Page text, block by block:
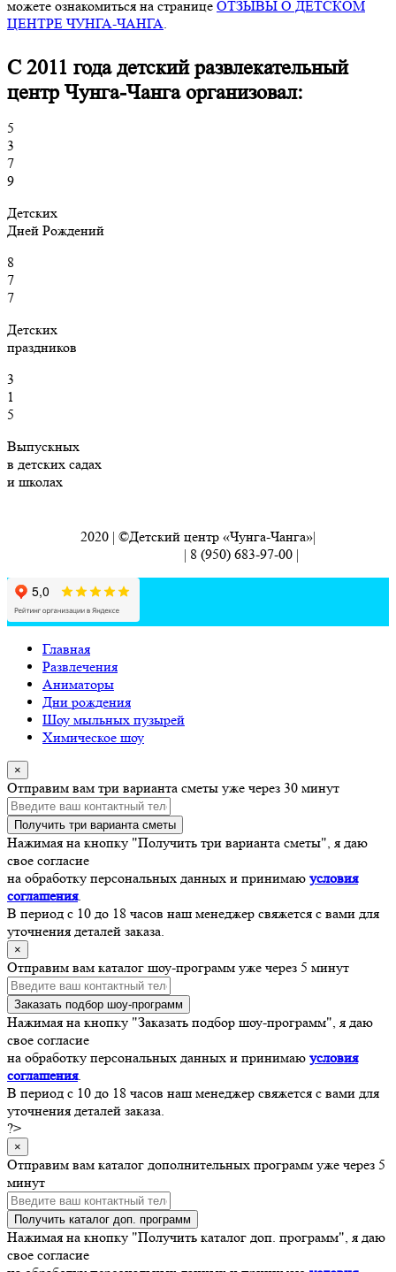
можете ознакомиться на странице ОТЗЫВЫ О ДЕТСКОМ
ЦЕНТРЕ ЧУНГА-ЧАНГА.
C 2011 года детский развлекательный
центр Чунга-Чанга организовал:
5
3
7
9
Детских
Дней Рождений
8
7
7
Детских
праздников
3
1
5
Выпускных
в детских садах
и школах
2020 | ©Детский центр «Чунга-Чанга»|
| 8 (950) 683-97-00 |
Главная
Развлечения
Аниматоры
Дни рождения
Шоу мыльных пузырей
Химическое шоу
×
Отправим вам три варианта сметы уже через 30 минут
Нажимая на кнопку "Получить три варианта сметы", я даю
свое согласие
на обработку персональных данных и принимаю условия
соглашения.
В период с 10 до 18 часов наш менеджер свяжется с вами для
уточнения деталей заказа.
×
Отправим вам каталог шоу-программ уже через 5 минут
Нажимая на кнопку "Заказать подбор шоу-программ", я даю
свое согласие
на обработку персональных данных и принимаю условия
соглашения.
В период с 10 до 18 часов наш менеджер свяжется с вами для
уточнения деталей заказа.
?>
×
Отправим вам каталог дополнительных программ уже через 5
минут
Нажимая на кнопку "Получить каталог доп. программ", я даю
свое согласие